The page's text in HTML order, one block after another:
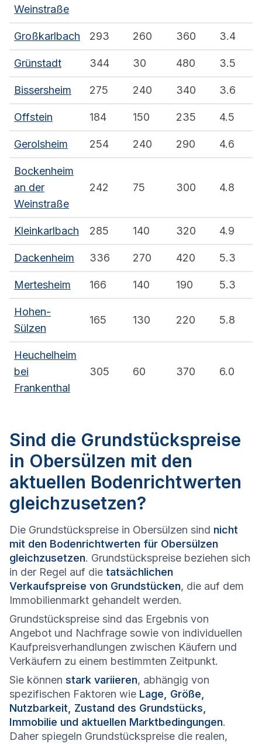
Weinstraße
Großkarlbach 293 260 360 3.4
Grünstadt 344 30 480 3.5
Bissersheim 275 240 340 3.6
Offstein 184 150 235 4.5
Gerolsheim 254 240 290 4.6
Bockenheim
an der
Weinstraße
242 75 300 4.8
Kleinkarlbach 285 140 320 4.9
Dackenheim 336 270 420 5.3
Mertesheim 166 140 190 5.3
Hohen-
Sülzen
165 130 220 5.8
Heuchelheim
bei
Frankenthal
305 60 370 6.0
Sind die Grundstückspreise
in Obersülzen mit den
aktuellen Bodenrichtwerten
gleichzusetzen?
Die Grundstückspreise in Obersülzen sind nicht
mit den Bodenrichtwerten für Obersülzen
gleichzusetzen. Grundstückspreise beziehen sich
in der Regel auf die tatsächlichen
Verkaufspreise von Grundstücken, die auf dem
Immobilienmarkt gehandelt werden.
Grundstückspreise sind das Ergebnis von
Angebot und Nachfrage sowie von individuellen
Kaufpreisverhandlungen zwischen Käufern und
Verkäufern zu einem bestimmten Zeitpunkt.
Sie können stark variieren, abhängig von
spezifischen Faktoren wie Lage, Größe,
Nutzbarkeit, Zustand des Grundstücks,
Immobilie und aktuellen Marktbedingungen.
Daher spiegeln Grundstückspreise die realen,